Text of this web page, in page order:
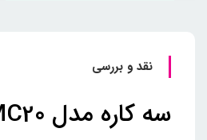
نقد و بررسی
سه کاره مدل QMC20 پارس خزر: ابزاری چند منظوره و قدرتمند برای آشپزخانه شما